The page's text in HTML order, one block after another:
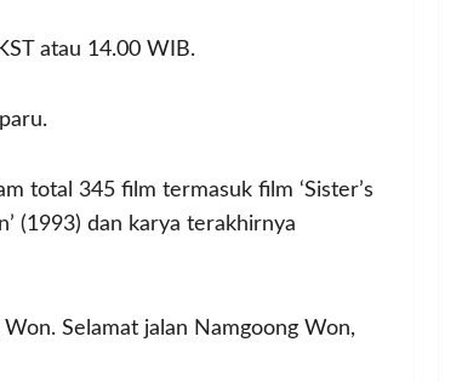
atau 14.00 WIB.
total 345 film termasuk film ‘Sister’s
(1993) dan karya terakhirnya
Selamat jalan Namgoong Won,